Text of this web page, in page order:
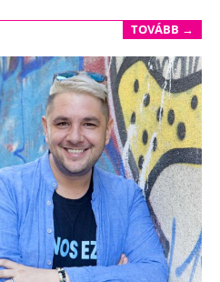
TOVÁBB →